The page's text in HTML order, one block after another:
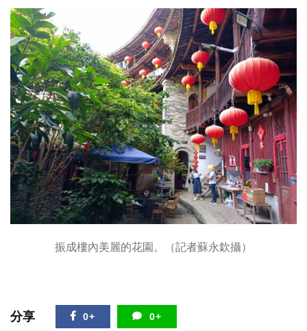
振成樓內美麗的花園。（記者蘇永欽攝）
分享 0+ 0+